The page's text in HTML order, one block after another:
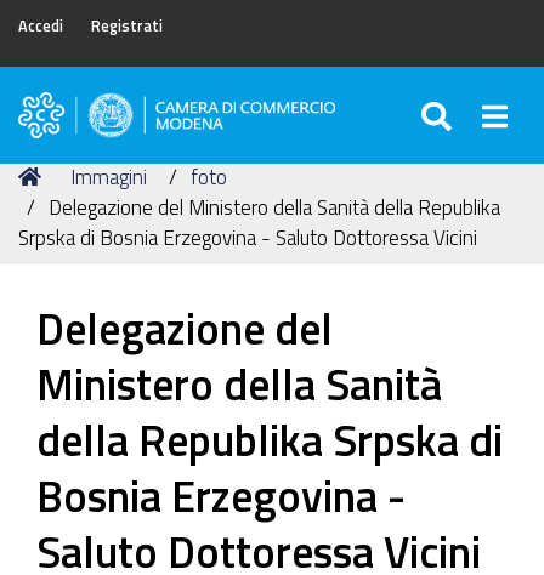
Accedi Registrati
Camera
Commercio
di
Modena
Tu
sei
qui:
Home
Immagini
foto
Delegazione del Ministero della Sanità della Republika
Srpska di Bosnia Erzegovina - Saluto Dottoressa Vicini
Delegazione del
Ministero della Sanità
della Republika Srpska di
Bosnia Erzegovina -
Saluto Dottoressa Vicini